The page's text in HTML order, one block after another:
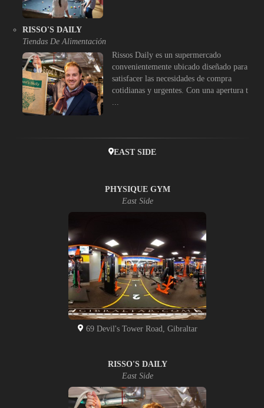
RISSO'S DAILY
Tiendas De Alimentación
Rissos Daily es un supermercado
convenientemente ubicado diseñado para
satisfacer las necesidades de compra
cotidianas y urgentes. Con una apertura t
...
EAST SIDE
PHYSIQUE GYM
East Side
69 Devil's Tower Road, Gibraltar
RISSO'S DAILY
East Side